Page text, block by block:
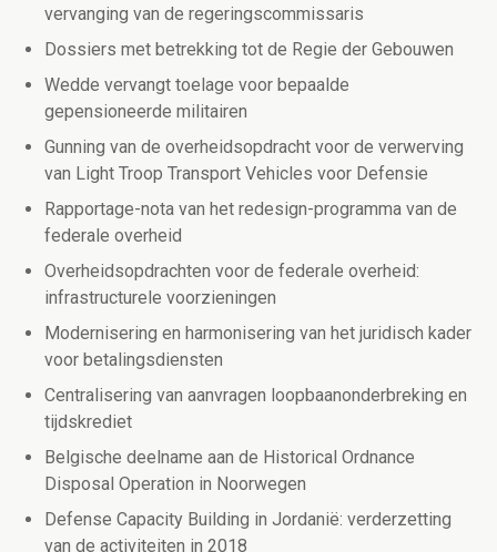
vervanging van de regeringscommissaris
Dossiers met betrekking tot de Regie der Gebouwen
Wedde vervangt toelage voor bepaalde
gepensioneerde militairen
Gunning van de overheidsopdracht voor de verwerving
van Light Troop Transport Vehicles voor Defensie
Rapportage-nota van het redesign-programma van de
federale overheid
Overheidsopdrachten voor de federale overheid:
infrastructurele voorzieningen
Modernisering en harmonisering van het juridisch kader
voor betalingsdiensten
Centralisering van aanvragen loopbaanonderbreking en
tijdskrediet
Belgische deelname aan de Historical Ordnance
Disposal Operation in Noorwegen
Defense Capacity Building in Jordanië: verderzetting
van de activiteiten in 2018